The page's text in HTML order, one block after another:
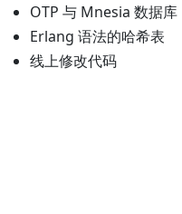
OTP 与 Mnesia 数据库
Erlang 语法的哈希表
线上修改代码